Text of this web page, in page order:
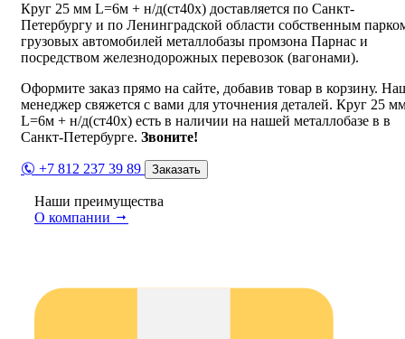
Круг 25 мм L=6м + н/д(ст40х) доставляется по Санкт-
Петербургу и по Ленинградской области собственным
грузовых автомобилей металлобазы промзона Парнас и
посредством железнодорожных перевозок (вагонами).
Оформите заказ прямо на сайте, добавив товар в корзину.
менеджер свяжется с вами для уточнения деталей. Круг 25
L=6м + н/д(ст40х) есть в наличии на нашей металлобазе в в
Санкт-Петербурге. Звоните!
+7 812 237 39 89 Заказать
Наши преимущества
О компании